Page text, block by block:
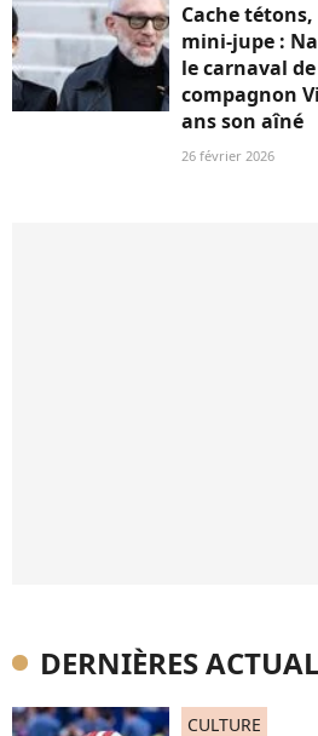
Cache
mini-jupe :
le carnaval
compagnon
ans son aîné
26 février 2026
DERNIÈRES
CULTURE